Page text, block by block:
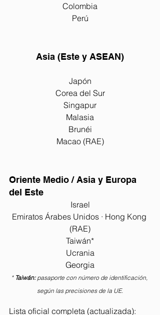
Colombia
Perú
Asia (Este y ASEAN)
Japón
Corea del Sur
Singapur
Malasia
Brunéi
Macao (RAE)
Oriente Medio / Asia y Europa
del Este
Israel
Emiratos Árabes Unidos · Hong Kong
(RAE)
Taiwán*
Ucrania
Georgia
* Taiwán: pasaporte con número de identificación,
según las precisiones de la UE.
Lista oficial completa (actualizada):